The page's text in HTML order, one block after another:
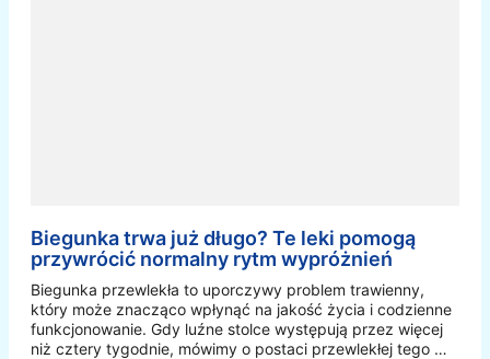
Biegunka trwa już długo? Te leki pomogą
przywrócić normalny rytm wypróżnień
Biegunka przewlekła to uporczywy problem trawienny,
który może znacząco wpłynąć na jakość życia i codzienne
funkcjonowanie. Gdy luźne stolce występują przez więcej
niż cztery tygodnie, mówimy o postaci przewlekłej tego …